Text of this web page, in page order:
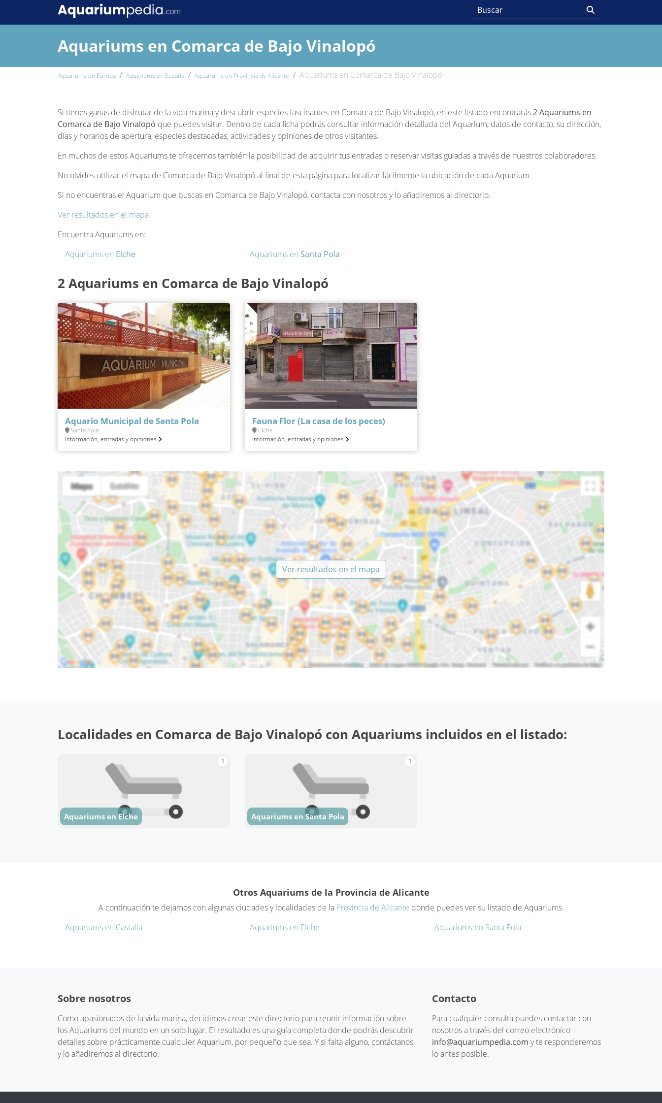
Aquariums en Comarca de Bajo Vinalopó
Aquariums en Europa Aquariums en España Aquariums en Provincia de Alicante Aquariums en Comarca de Bajo Vinalopó
Si tienes ganas de disfrutar de la vida marina y descubrir especies fascinantes en Comarca de Bajo Vinalopó, en este listado encontrarás2 Aquariums en
Comarca de Bajo Vinalopó que puedes visitar. Dentro de cada ficha podrás consultar información detallada del Aquarium, datos de contacto, su dirección,
días y horarios de apertura, especies destacadas, actividades y opiniones de otros visitantes.
En muchos de estos Aquariums te ofrecemos también la posibilidad de adquirir tus entradas o reservar visitas guiadas a través de nuestros colaboradores.
No olvides utilizar el mapa de Comarca de Bajo Vinalopó al final de esta página para localizar fácilmente la ubicación de cada Aquarium.
Si no encuentras el Aquarium que buscas en Comarca de Bajo Vinalopó, contacta con nosotros y lo añadiremos al directorio.
Ver resultados en el mapa
Encuentra Aquariums en:
Aquariums en Elche Aquariums en Santa Pola
2 Aquariums en Comarca de Bajo Vinalopó
Aquario Municipal de Santa Pola
Santa Pola
Información, entradas y opiniones
Fauna Flor (La casa de los peces)
Elche
Información, entradas y opiniones
Ver resultados en el mapa
Localidades en Comarca de Bajo Vinalopó con Aquariums incluidos en el listado:
1
Aquariums en Elche
1
Aquariums en Santa Pola
Otros Aquariums de la Provincia de Alicante
A continuación te dejamos con algunas ciudades y localidades de la Provincia de Alicante donde puedes ver su listado de Aquariums.
Aquariums en Castalla
Aquariums en Elche Aquariums en Santa Pola
Sobre nosotros
Como apasionados de la vida marina, decidimos crear este directorio para reunir información sobre
los Aquariums del mundo en un solo lugar. El resultado es una guía completa donde podrás descubrir
detalles sobre prácticamente cualquier Aquarium, por pequeño que sea. Y si falta alguno, contáctanos
y lo añadiremos al directorio.
Contacto
Para cualquier consulta puedes contactar con
nosotros a través del correo electrónico
info@aquariumpedia.com y te responderemos
lo antes posible.